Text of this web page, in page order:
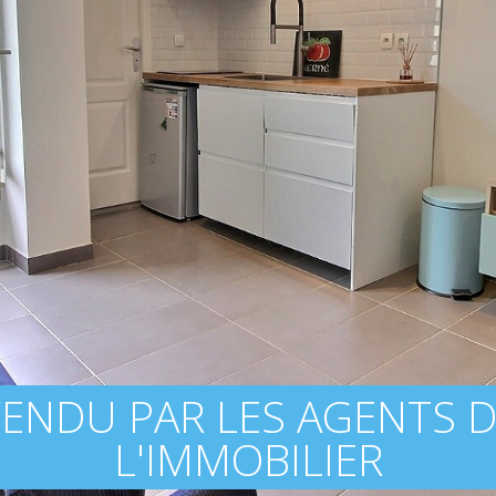
PAR LES AGENTS
L'IMMOBILIER